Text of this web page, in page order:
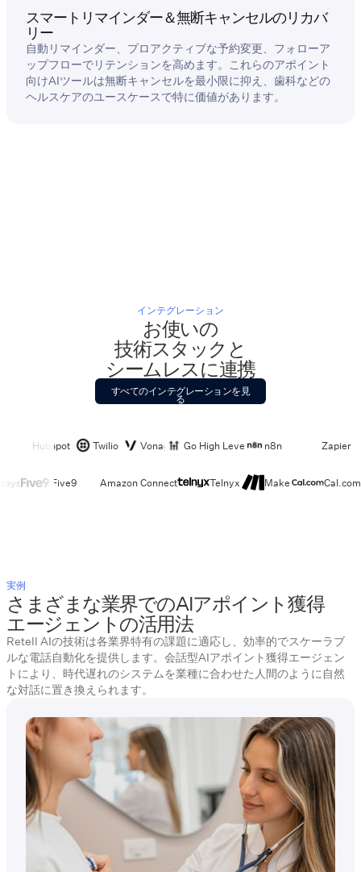
スマートリマインダー＆無断キャンセルのリカバ
リー
自動リマインダー、プロアクティブな予約変更、フォローア
ップフローでリテンションを高めます。これらのアポイント
向けAIツールは無断キャンセルを最小限に抑え、歯科などの
ヘルスケアのユースケースで特に価値があります。
インテグレーション
お使いの
技術スタックと
シームレスに連携
すべてのインテグレーションを見
る
Hubspot Twilio Vonage Go High Level n8n Zapier
Five9 Amazon Connect Telnyx Make Cal.com
実例
さまざまな業界でのAIアポイント獲得
エージェントの活用法
Retell AIの技術は各業界特有の課題に適応し、効率的でスケーラブ
ルな電話自動化を提供します。会話型AIアポイント獲得エージェン
トにより、時代遅れのシステムを業種に合わせた人間のように自然
な対話に置き換えられます。